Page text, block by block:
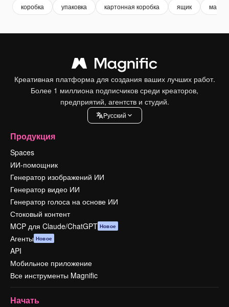
коробка упаковка картонная коробка ящик макет
Креативная платформа для создания ваших лучших работ.
Более 1 миллиона подписчиков среди креаторов,
предприятий, агентств и студий.
Pусский
Продукция
Spaces
ИИ-помощник
Генератор изображений ИИ
Генератор видео ИИ
Генератор голоса на основе ИИ
Стоковый контент
MCP для Claude/ChatGPT Новое
Агенты Новое
API
Мобильное приложение
Все инструменты Magnific
Начать